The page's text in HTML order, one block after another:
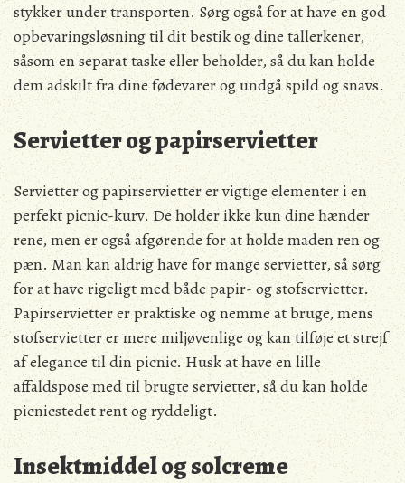
stykker under transporten. Sørg også for at have en god
opbevaringsløsning til dit bestik og dine tallerkener,
såsom en separat taske eller beholder, så du kan holde
dem adskilt fra dine fødevarer og undgå spild og snavs.
Servietter og papirservietter
Servietter og papirservietter er vigtige elementer i en
perfekt picnic-kurv. De holder ikke kun dine hænder
rene, men er også afgørende for at holde maden ren og
pæn. Man kan aldrig have for mange servietter, så sørg
for at have rigeligt med både papir- og stofservietter.
Papirservietter er praktiske og nemme at bruge, mens
stofservietter er mere miljøvenlige og kan tilføje et strejf
af elegance til din picnic. Husk at have en lille
affaldspose med til brugte servietter, så du kan holde
picnicstedet rent og ryddeligt.
Insektmiddel og solcreme